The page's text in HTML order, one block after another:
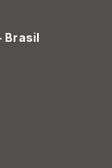
Brasil